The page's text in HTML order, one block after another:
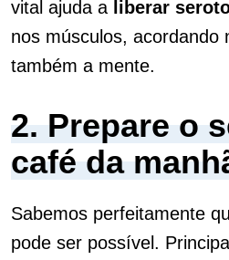
vital ajuda a liberar
nos músculos, acordando
também a mente.
2. Prepare o
café da
Sabemos perfeitamente
pode ser possível.